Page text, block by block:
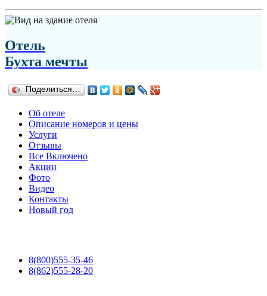
Отель
Бухта мечты
Поделиться…
Об отеле
Описание номеров и цены
Услуги
Отзывы
Все Включено
Акции
Фото
Видео
Контакты
Новый год
8(800)555-35-46
8(862)555-28-20